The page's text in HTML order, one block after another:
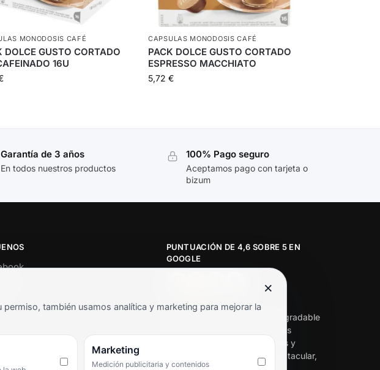
MONODOSIS CAFÉ
DOLCE GUSTO CORTADO
16U
CAPSULAS MONODOSIS CAFÉ
PACK DOLCE GUSTO CORTADO
ESPRESSO MACCHIATO
5,72€
Garantía de 3 años
En todos nuestros productos
100% Pago seguro
Aceptamos pago con tarjeta o
bizum
PUNTUACIÓN DE 4,6 SOBRE 5 EN
GOOGLE
★★★★★
«Servicio de calidad y trato agradable
con precios excelentes. Hemos
comprado en varias ocasiones y
siempre dan respuesta. Espectacular,
×
también usamos analítica y marketing para mejorar la
Marketing
Medición publicitaria y contenidos